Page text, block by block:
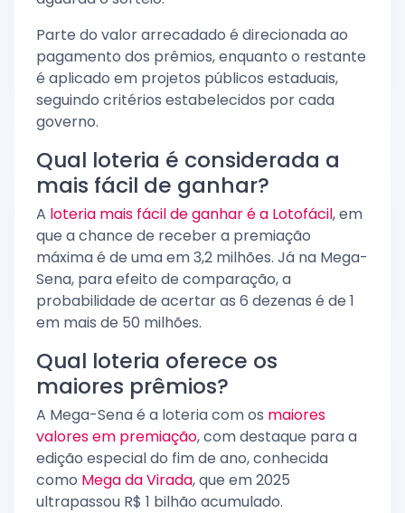
Parte do valor arrecadado é direcionada ao
pagamento dos prêmios, enquanto o restante
é aplicado em projetos públicos estaduais,
seguindo critérios estabelecidos por cada
governo.
Qual loteria é considerada a
mais fácil de ganhar?
A loteria mais fácil de ganhar é a Lotofácil, em
que a chance de receber a premiação
máxima é de uma em 3,2 milhões. Já na Mega-
Sena, para efeito de comparação, a
probabilidade de acertar as 6 dezenas é de 1
em mais de 50 milhões.
Qual loteria oferece os
maiores prêmios?
A Mega-Sena é a loteria com os maiores
valores em premiação, com destaque para a
edição especial do fim de ano, conhecida
como Mega da Virada, que em 2025
ultrapassou R$ 1 bilhão acumulado.